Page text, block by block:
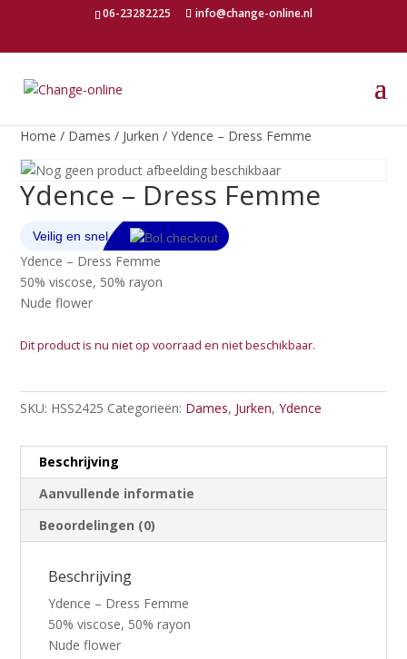
06-23282225 info@change-online.nl
Home / Dames / Jurken / Ydence – Dress Femme
Ydence – Dress Femme
Ydence – Dress Femme
50% viscose, 50% rayon
Nude flower
Dit product is nu niet op voorraad en niet beschikbaar.
SKU: HSS2425 Categorieën: Dames, Jurken,Ydence
Beschrijving
Aanvullende informatie
Beoordelingen (0)
Beschrijving
Ydence – Dress Femme
50% viscose, 50% rayon
Nude flower